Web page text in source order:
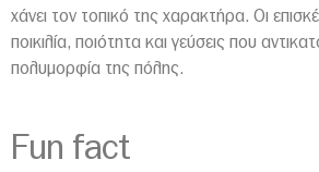
χάνει τον τοπικό της χαρακτήρα. Οι
ποικιλία, ποιότητα και γεύσεις που
πολυμορφία της πόλης.
Fun fact